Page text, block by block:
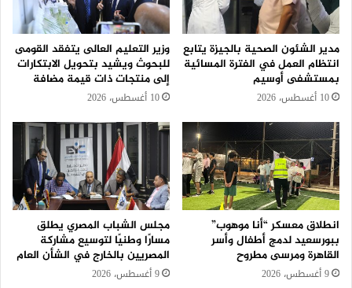
مدير الشئون الصحية بالجيزة يتابع
انتظام العمل في الفترة المسائية
بمستشفى أوسيم
10 أغسطس، 2026
وزير التعليم العالى يتفقد القومى
للبحوث ويشيد بتحويل الابتكارات
إلى منتجات ذات قيمة مضافة
10 أغسطس، 2026
انطلاق معسكر “أنا موهوب”
ببورسعيد لدمج أطفال وأسر
القاهرة ومرسى مطروح
9 أغسطس، 2026
مجلس الشباب المصري يطلق
مسارًا وطنيًا لتوسيع مشاركة
المصريين بالخارج في الشأن العام
9 أغسطس، 2026